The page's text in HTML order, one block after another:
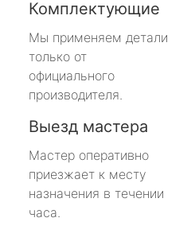
Комплектующие
Мы применяем детали
только от
официального
производителя.
Выезд мастера
Мастер оперативно
приезжает к месту
назначения в течении
часа.